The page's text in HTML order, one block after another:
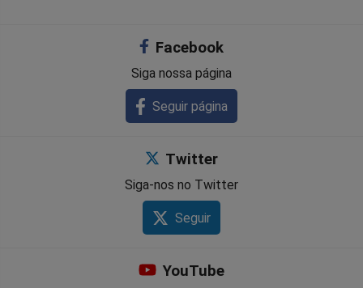
Facebook
Siga nossa página
Seguir página
Twitter
Siga-nos no Twitter
Seguir
YouTube